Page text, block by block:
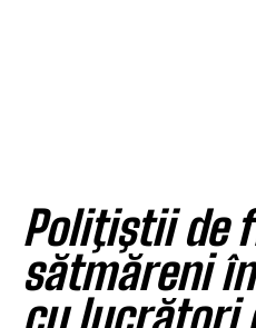
Poliţiştii de
sătmăreni
cu lucrători